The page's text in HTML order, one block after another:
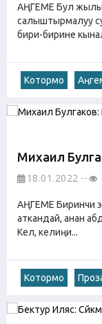
АҢГЕМЕ Бул жылы
салыштырмалуу
бири-бирине
Котормо
Михаил
18.01.2022
АҢГЕМЕ Биринчи
аткандай, анан
Кел, келиңи...
Котормо